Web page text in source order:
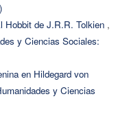
Hobbit de J.R.R. Tolkien ,
y Ciencias Sociales:
en Hildegard von
y Ciencias